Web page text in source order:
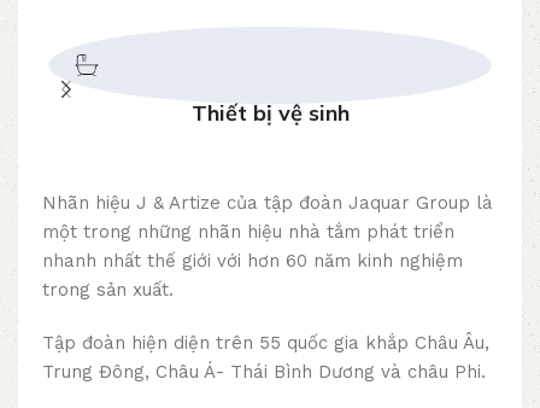
Thiết bị vệ sinh
Nhãn hiệu J & Artize của tập đoàn Jaquar Group là
một trong những nhãn hiệu nhà tắm phát triển
nhanh nhất thế giới với hơn 60 năm kinh nghiệm
trong sản xuất.
Tập đoàn hiện diện trên 55 quốc gia khắp Châu Âu,
Trung Đông, Châu Á- Thái Bình Dương và châu Phi.